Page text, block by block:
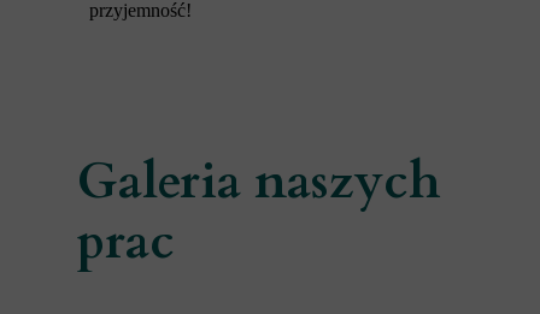
przyjemność!
Galeria naszych
prac